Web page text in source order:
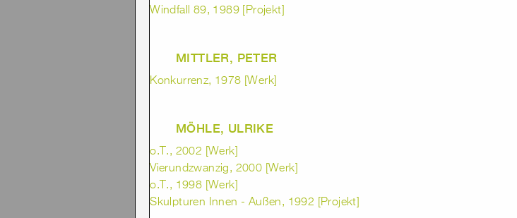
Windfall 89, 1989 [Projekt]
MITTLER, PETER
Konkurrenz, 1978 [Werk]
MÖHLE, ULRIKE
o.T., 2002 [Werk]
Vierundzwanzig, 2000 [Werk]
o.T., 1998 [Werk]
Skulpturen Innen - Außen, 1992 [Projekt]